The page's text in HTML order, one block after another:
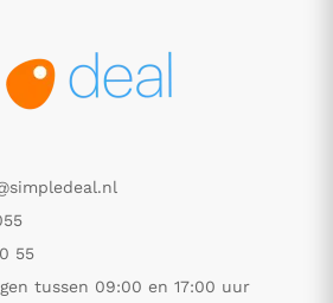
55
tussen 09:00 en 17:00 uur